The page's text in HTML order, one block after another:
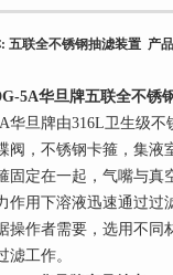
: 五联全不锈钢抽滤装置 产
5A华旦牌五联全不锈
华旦牌由316L卫生级不
阀，不锈钢卡箍，集液
固定在一起，气嘴与真
作用下溶液迅速通过过
操作者需要，选用不同
滤工作。